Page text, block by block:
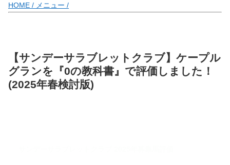
HOME / メニュー /
【サンデーサラブレットクラブ】ケープル
グランを『0の教科書』で評価しました！
(2025年春検討版)